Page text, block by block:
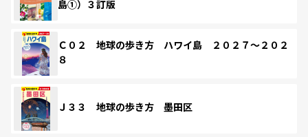
島①）３訂版
Ｃ０２ 地球の歩き方 ハワイ島 ２０２７～２０２
８
Ｊ３３ 地球の歩き方 墨田区